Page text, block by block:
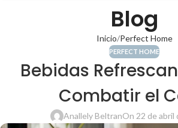
Blog
Inicio Perfect Home
PERFECT HOME
Bebidas
Combatir el
Anallely BeltranOn 22 de abril